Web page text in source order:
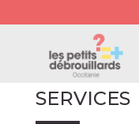
SERVICES